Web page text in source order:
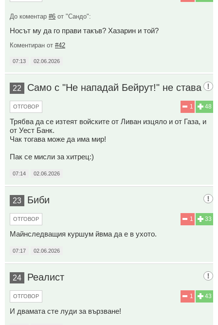
До коментар #6 от "Сандо":
Носът му да го прави такъв? Хазарин и той?
Коментиран от #42
07:13 02.06.2026
22 Само с "Не нападай Бейрут!" не става
48
1
ОТГОВОР
Трябва да се изтеят войските от Ливан изцяло и от Газа, и
от Уест Банк.
Чак тогава може да има мир!
Пак се мисли за хитрец:)
07:14 02.06.2026
23 Биби
33
1
ОТГОВОР
Майнследващия куршум йвма да е в ухото.
07:17 02.06.2026
24 Реалист
43
1
ОТГОВОР
И двамата сте луди за вързване!